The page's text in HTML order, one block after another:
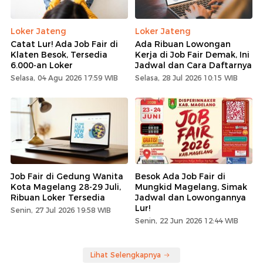
Loker Jateng
Catat Lur! Ada Job Fair di
Klaten Besok, Tersedia
6.000-an Loker
Selasa, 04 Agu 2026 17:59 WIB
Loker Jateng
Ada Ribuan Lowongan
Kerja di Job Fair Demak, Ini
Jadwal dan Cara Daftarnya
Selasa, 28 Jul 2026 10:15 WIB
Job Fair di Gedung Wanita
Kota Magelang 28-29 Juli,
Ribuan Loker Tersedia
Senin, 27 Jul 2026 19:58 WIB
Besok Ada Job Fair di
Mungkid Magelang, Simak
Jadwal dan Lowongannya
Lur!
Senin, 22 Jun 2026 12:44 WIB
Lihat Selengkapnya